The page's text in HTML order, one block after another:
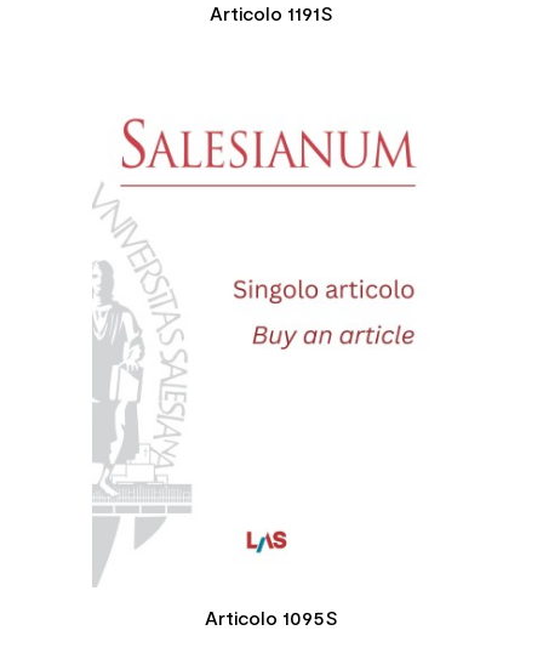
Articolo 1191S
Articolo 1095S